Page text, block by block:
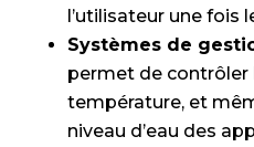
l’utilisateur une fois
Systèmes de
permet de contrôler
température, et
niveau d’eau des